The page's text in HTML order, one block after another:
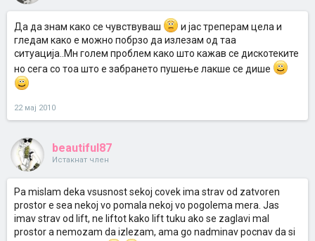
Да да знам како се чувствуваш
и јас треперам цела и
гледам како е можно побрзо да излезам од таа
ситуација..Мн голем проблем како што кажав се дискотеките
но сега со тоа што е забрането пушење лакше се дише
22 мај 2010
beautiful87
Истакнат член
Pa mislam deka vsusnost sekoj covek ima strav od zatvoren
prostor e sea nekoj vo pomala nekoj vo pogolema mera. Jas
imav strav od lift, ne liftot kako lift tuku ako se zaglavi mal
prostor a nemozam da izlezam, ama go nadminav pocnav da si